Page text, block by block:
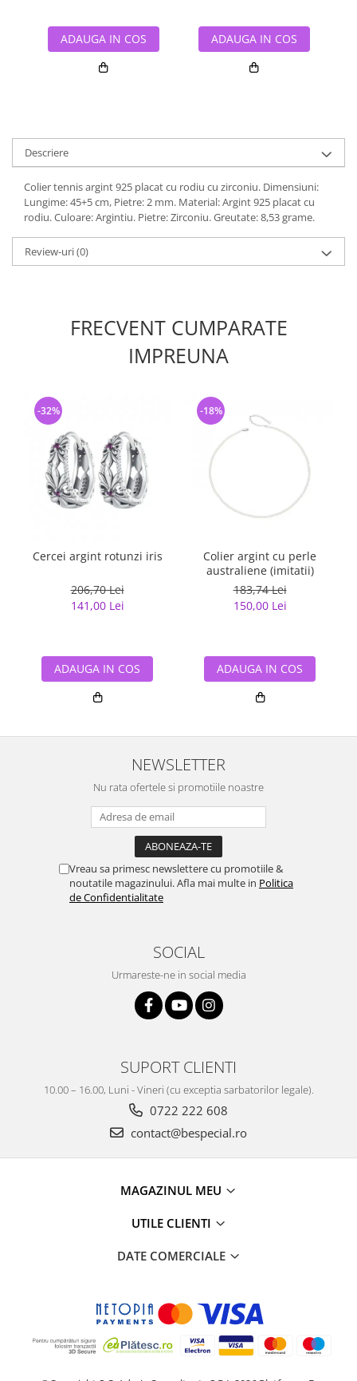
ADAUGA IN COS ADAUGA IN COS
Descriere
Colier tennis argint 925 placat cu rodiu cu zirconiu. Dimensiuni:
Lungime: 45+5 cm, Pietre: 2 mm. Material: Argint 925 placat cu
rodiu. Culoare: Argintiu. Pietre: Zirconiu. Greutate: 8,53 grame.
Review-uri(0)
FRECVENT CUMPARATE
IMPREUNA
Cercei argint rotunzi iris
206,70 Lei
141,00 Lei
-32%
ADAUGA IN COS
Colier argint cu perle
australiene (imitatii)
183,74 Lei
150,00 Lei
-18%
ADAUGA IN COS
NEWSLETTER
Nu rata ofertele si promotiile noastre
Vreau sa primesc newslettere cu promotiile &
noutatile magazinului. Afla mai multe in Politica
de Confidentialitate
SOCIAL
Urmareste-ne in social media
SUPORT CLIENTI
10.00 – 16.00, Luni - Vineri (cu exceptia sarbatorilor legale).
0722 222 608
contact@bespecial.ro
MAGAZINUL MEU
UTILE CLIENTI
DATE COMERCIALE